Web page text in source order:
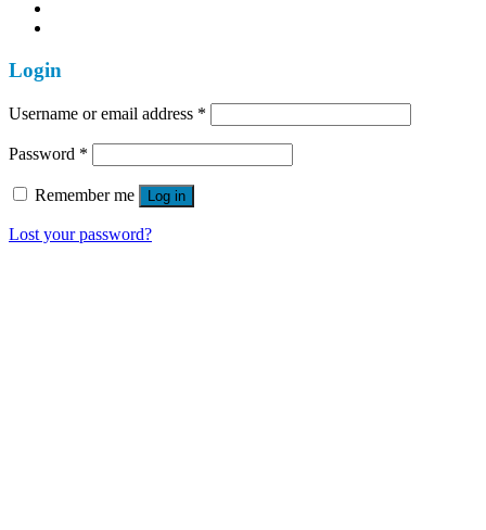
Login
Username or email address *
Password *
Remember me Log in
Lost your password?